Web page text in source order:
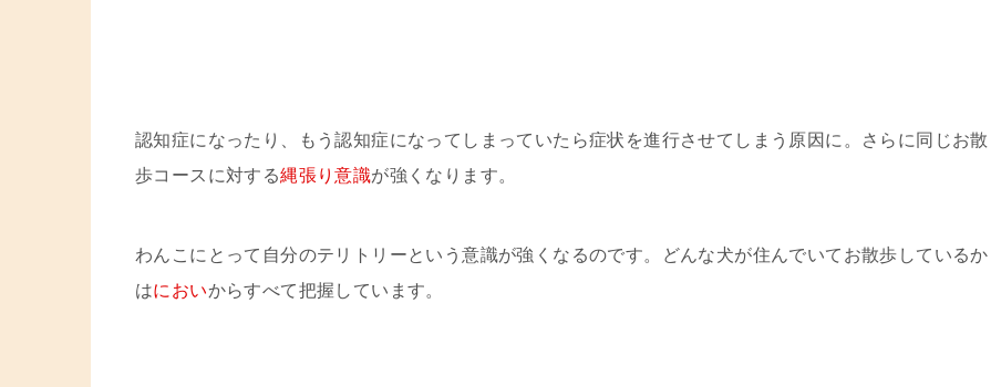
認知症になったり、もう認知症になってしまっていたら症状を進行させてしまう原因に。さらに同じお散
歩コースに対する縄張り意識が強くなります。
わんこにとって自分のテリトリーという意識が強くなるのです。どんな犬が住んでいてお散歩しているか
はにおいからすべて把握しています。